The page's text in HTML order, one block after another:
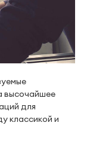
высочайшее
для
классикой и